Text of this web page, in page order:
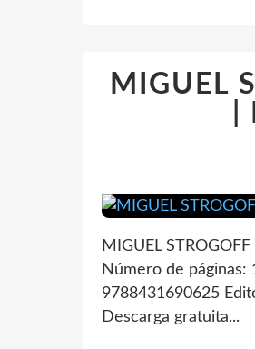
MIGUEL
MIGUEL
Número de páginas:
9788431690625
Descarga gratuita...